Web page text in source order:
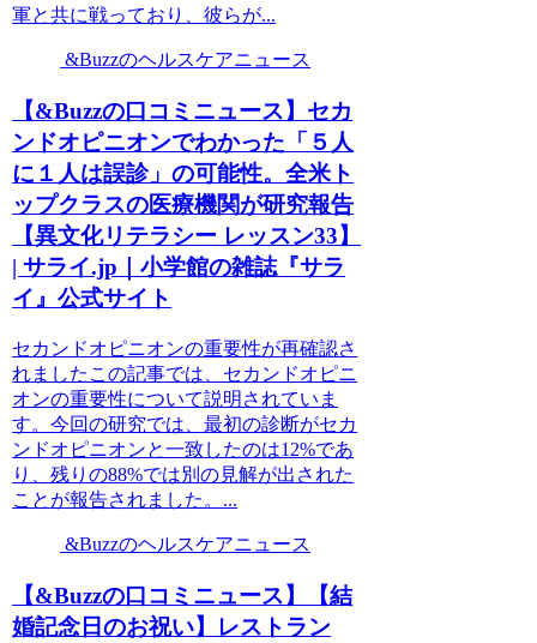
軍と共に戦っており、彼らが...
&Buzzのヘルスケアニュース
【&Buzzの口コミニュース】セカ
ンドオピニオンでわかった「５人
に１人は誤診」の可能性。全米ト
ップクラスの医療機関が研究報告
【異文化リテラシー レッスン33】
| サライ.jp｜小学館の雑誌『サラ
イ』公式サイト
セカンドオピニオンの重要性が再確認さ
れましたこの記事では、セカンドオピニ
オンの重要性について説明されていま
す。今回の研究では、最初の診断がセカ
ンドオピニオンと一致したのは12%であ
り、残りの88%では別の見解が出された
ことが報告されました。...
&Buzzのヘルスケアニュース
【&Buzzの口コミニュース】【結
婚記念日のお祝い】レストラン